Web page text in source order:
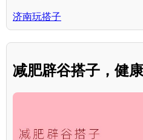
济南玩搭子
减肥辟谷搭子，健